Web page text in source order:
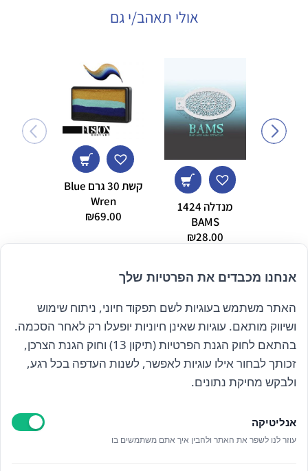
אולי תאהב/י גם
מנדלה 1424
BAMS
₪28.00
קשת 30 גרם Blue
Wren
₪69.00
הרשם לניוזלטר שלנו
קראתי ואני מאשר/ת את
אנחנו מכבדים את הפרטיות שלך
האתר משתמש בעוגיות לשם תפקוד חיוני, ניתוח שימוש
ושיווק מותאם. עוגיות שאינן חיוניות יופעלו רק לאחר הסכמה.
בהתאם לחוק הגנת הפרטיות (תיקון 13) וחוק הגנת הצרכן,
זכותך לבחור אילו עוגיות לאפשר, לשנות העדפה בכל רגע,
ולבקש מחיקת נתונים.
אנליטיקה
עוזר לנו לשפר את האתר ולהבין איך אתם משתמשים בו